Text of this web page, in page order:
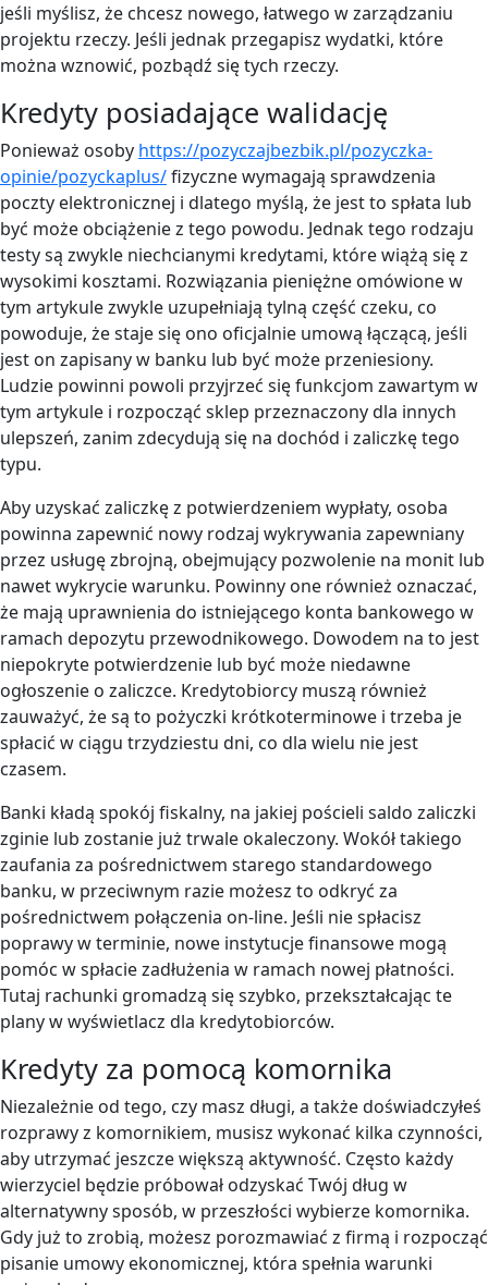
jeśli myślisz, że chcesz nowego, łatwego w zarządzaniu
projektu rzeczy. Jeśli jednak przegapisz wydatki, które
można wznowić, pozbądź się tych rzeczy.
Kredyty posiadające walidację
Ponieważ osoby https://pozyczajbezbik.pl/pozyczka-
opinie/pozyckaplus/fizyczne wymagają sprawdzenia
poczty elektronicznej i dlatego myślą, że jest to spłata lub
być może obciążenie z tego powodu. Jednak tego rodzaju
testy są zwykle niechcianymi kredytami, które wiążą się z
wysokimi kosztami. Rozwiązania pieniężne omówione w
tym artykule zwykle uzupełniają tylną część czeku, co
powoduje, że staje się ono oficjalnie umową łączącą, jeśli
jest on zapisany w banku lub być może przeniesiony.
Ludzie powinni powoli przyjrzeć się funkcjom zawartym w
tym artykule i rozpocząć sklep przeznaczony dla innych
ulepszeń, zanim zdecydują się na dochód i zaliczkę tego
typu.
Aby uzyskać zaliczkę z potwierdzeniem wypłaty, osoba
powinna zapewnić nowy rodzaj wykrywania zapewniany
przez usługę zbrojną, obejmujący pozwolenie na monit lub
nawet wykrycie warunku. Powinny one również oznaczać,
że mają uprawnienia do istniejącego konta bankowego w
ramach depozytu przewodnikowego. Dowodem na to jest
niepokryte potwierdzenie lub być może niedawne
ogłoszenie o zaliczce. Kredytobiorcy muszą również
zauważyć, że są to pożyczki krótkoterminowe i trzeba je
spłacić w ciągu trzydziestu dni, co dla wielu nie jest
czasem.
Banki kładą spokój fiskalny, na jakiej pościeli saldo zaliczki
zginie lub zostanie już trwale okaleczony. Wokół takiego
zaufania za pośrednictwem starego standardowego
banku, w przeciwnym razie możesz to odkryć za
pośrednictwem połączenia on-line. Jeśli nie spłacisz
poprawy w terminie, nowe instytucje finansowe mogą
pomóc w spłacie zadłużenia w ramach nowej płatności.
Tutaj rachunki gromadzą się szybko, przekształcając te
plany w wyświetlacz dla kredytobiorców.
Kredyty za pomocą komornika
Niezależnie od tego, czy masz długi, a także doświadczyłeś
rozprawy z komornikiem, musisz wykonać kilka czynności,
aby utrzymać jeszcze większą aktywność. Często każdy
wierzyciel będzie próbował odzyskać Twój dług w
alternatywny sposób, w przeszłości wybierze komornika.
Gdy już to zrobią, możesz porozmawiać z firmą i rozpocząć
pisanie umowy ekonomicznej, która spełnia warunki